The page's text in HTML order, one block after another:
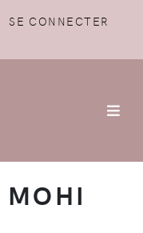
SE CONNECTER